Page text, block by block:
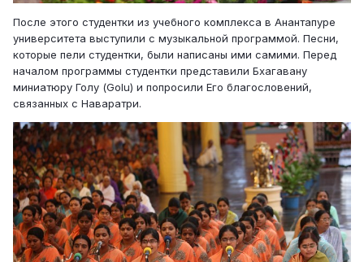
После этого студентки из учебного комплекса в Анантапуре
университета выступили с музыкальной программой. Песни,
которые пели студентки, были написаны ими самими. Перед
началом программы студентки представили Бхагавану
миниатюру Голу (Golu) и попросили Его благословений,
связанных с Наваратри.